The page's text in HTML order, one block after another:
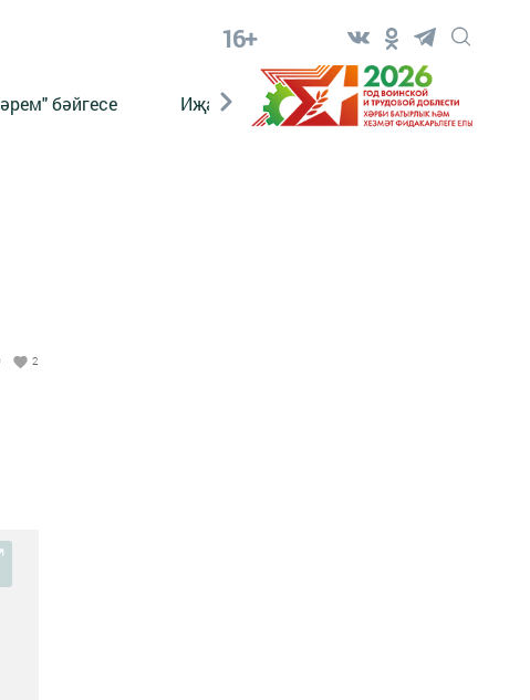
16+
бәйгесе Иҗат Реклама Онлайн
2